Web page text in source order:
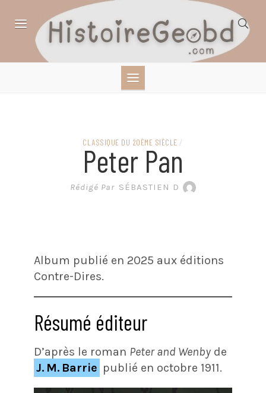
SCIENCES,
LITTÉRATURE EN
BANDE DESSINÉE
CLASSIQUE DU 20ÈME SIÈCLE /
Peter Pan
Rédigé Par SÉBASTIEN D
Album publié en 2025 aux éditions
Contre-Dires.
Résumé éditeur
D’après le roman Peter and Wenbyde
J. M. Barrie publié en octobre 1911.